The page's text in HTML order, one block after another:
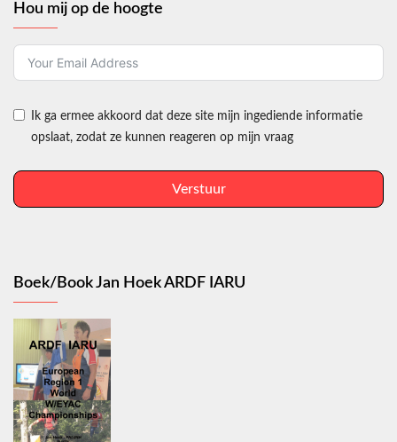
Hou mij op de hoogte
Ik ga ermee akkoord dat deze site mijn ingediende informatie
opslaat, zodat ze kunnen reageren op mijn vraag
Verstuur
Boek/Book Jan Hoek ARDF IARU